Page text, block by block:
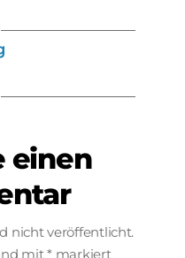
einen
nicht veröffentlicht.
mit* markiert